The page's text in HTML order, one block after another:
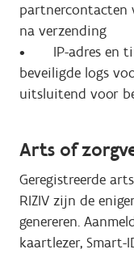
partnercontacten
na verzending
• IP-adres en
beveiligde logs
uitsluitend voor
Arts of
Geregistreerde
RIZIV zijn de
genereren.
kaartlezer, Smart-